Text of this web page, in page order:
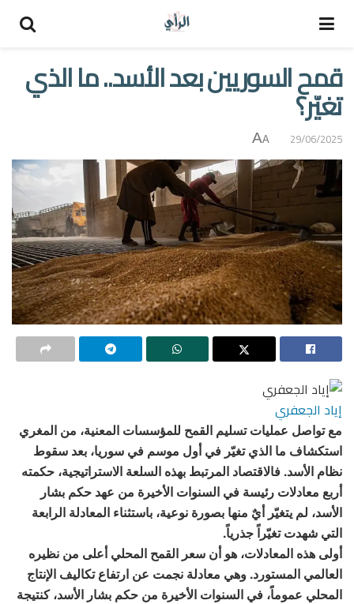
قمح السوريين بعد الأسد.. ما الذي
تغيّر؟
29/06/2025
A
A
إياد الجعفري
مع تواصل عمليات تسليم القمح للمؤسسات المعنية، من المغري
استكشاف ما الذي تغيّر في أول موسم في سوريا، بعد سقوط
نظام الأسد. فالاقتصاد المرتبط بهذه السلعة الاستراتيجية، حكمته
أربع معادلات رئيسة في السنوات الأخيرة من عهد حكم بشار
الأسد، لم يتغيّر أيٌ منها بصورة نوعية، باستثناء المعادلة الرابعة
التي شهدت تغيّراً جذرياً.
أولى هذه المعادلات، هو أن سعر القمح المحلي أعلى من نظيره
العالمي المستورد. وهي معادلة نجمت عن ارتفاع تكاليف الإنتاج
المحلي عموماً، في السنوات الأخيرة من حكم بشار الأسد، كنتيجة